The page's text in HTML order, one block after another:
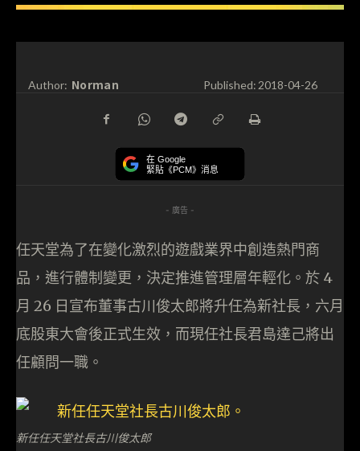
Author: Norman Published:2018-04-26
在 Google
緊貼《PCM》消息
- 廣告 -
任天堂為了在變化激烈的遊戲業界中創造熱門商
品，進行體制變更，決定推進管理層年輕化。於 4
月 26 日宣布董事古川俊太郎將升任為新社長，六月
底股東大會後正式生效，而現任社長君島達己將出
任顧問一職。
新任任天堂社長古川俊太郎